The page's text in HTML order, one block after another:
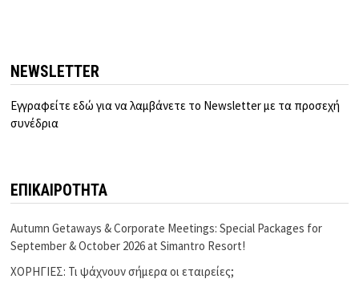
NEWSLETTER
Εγγραφείτε εδώ για να λαμβάνετε το Newsletter με τα προσεχή
συνέδρια
ΕΠΙΚΑΙΡΟΤΗΤΑ
Autumn Getaways & Corporate Meetings: Special Packages for
September & October 2026 at Simantro Resort!
ΧΟΡΗΓΙΕΣ: Τι ψάχνουν σήμερα οι εταιρείες;